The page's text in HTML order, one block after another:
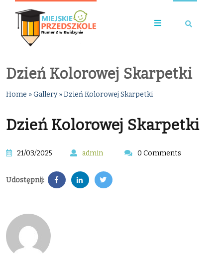
Dzień Kolorowej Skarpetki
Home »Gallery»Dzień Kolorowej Skarpetki
Dzień Kolorowej Skarpetki
21/03/2025 admin 0 Comments
Udostępnij: